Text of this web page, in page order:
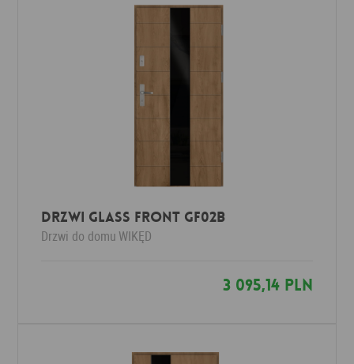
Drzwi Glass Front GF02b
Drzwi do domu WIKĘD
3 095,14 PLN